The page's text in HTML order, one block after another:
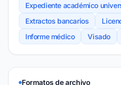
Expediente académico
Extractos bancarios
Informe médico
Visado
Formatos de archivo